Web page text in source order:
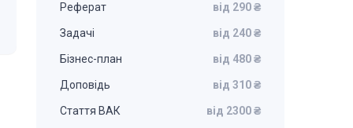
Реферат від 290 ₴
Задачі від 240 ₴
Бізнес-план від 480 ₴
Доповідь від 310 ₴
Стаття ВАК від 2300 ₴